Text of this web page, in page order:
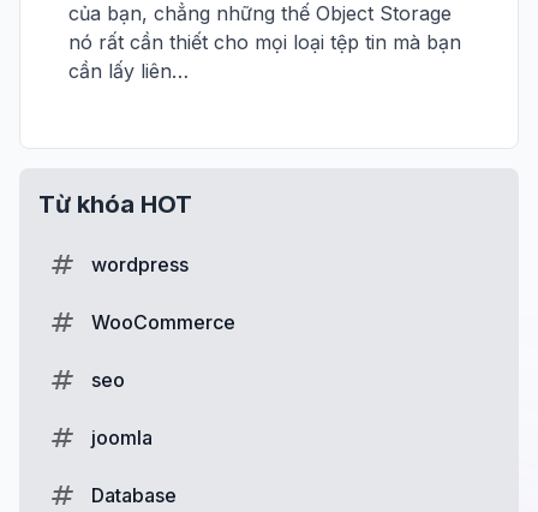
của bạn, chẳng những thế Object Storage
nó rất cần thiết cho mọi loại tệp tin mà bạn
cần lấy liên…
Từ khóa HOT
wordpress
WooCommerce
seo
joomla
Database